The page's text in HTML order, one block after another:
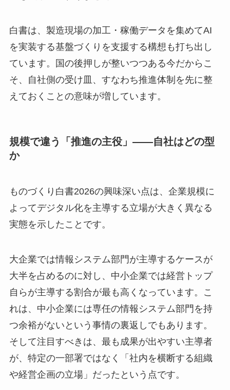
白書は、製造現場の加工・稼働データを集めてAI
を実装する基盤づくりを支援する構想も打ち出し
ています。国の後押しが整いつつある今だからこ
そ、自社側の受け皿、すなわち推進体制を先に整
えておくことの意味が増しています。
規模で違う「推進の主役」――自社はどの型
か
ものづくり白書2026の興味深い点は、企業規模に
よってデジタル化を主導する立場が大きく異なる
実態を示したことです。
大企業では情報システム部門が主導するケースが
大半を占めるのに対し、中小企業では経営トップ
自らが主導する割合が最も高くなっています。こ
れは、中小企業には専任の情報システム部門を持
つ余裕がないという事情の裏返しでもあります。
そして注目すべきは、最も成果が出やすい主導者
が、特定の一部署ではなく「社内を横断する組織
や経営企画の立場」だったという点です。